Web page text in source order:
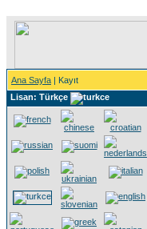
Ana Sayfa | Kayıt
Lisan: Türkçe